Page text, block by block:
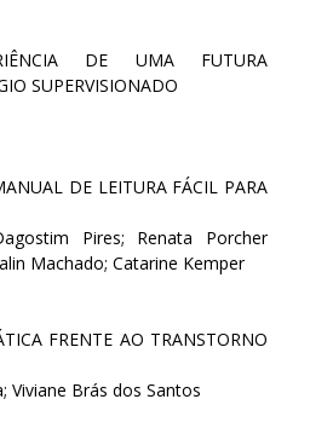
DE UMA FUTURA
SUPERVISIONADO
DE LEITURA FÁCIL PARA
Pires; Renata Porcher
Machado; Catarine Kemper
FRENTE AO TRANSTORNO
Viviane Brás dos Santos